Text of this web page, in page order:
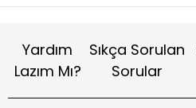
Yardım
Lazım Mı?
Sıkça Sorulan
Sorular